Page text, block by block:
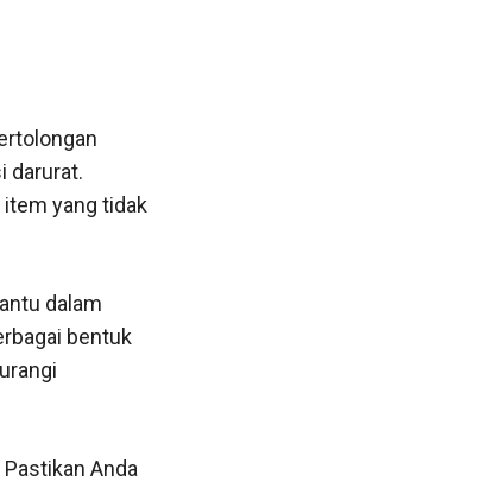
darurat.
item yang tidak
dalam
bentuk
Anda